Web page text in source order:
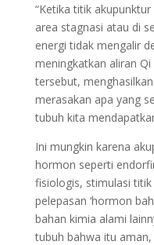
“Ketika titik
area stagnasi atau di
energi tidak mengalir
meningkatkan aliran
tersebut,
merasakan apa yang
tubuh kita
Ini mungkin karena
hormon seperti
fisiologis, stimulasi
pelepasan ‘hormon
bahan kimia alami
tubuh bahwa itu